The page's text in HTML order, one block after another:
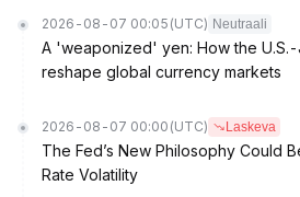
2026-08-07 00:05 (UTC) Neutraali
A 'weaponized' yen: How the
reshape global currency markets
2026-08-07 00:00 (UTC) Laskeva
The Fed’s New Philosophy Could
Rate Volatility